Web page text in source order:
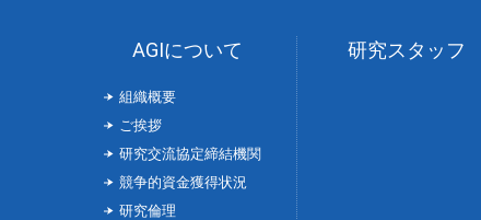
AGIについて
組織概要
ご挨拶
研究交流協定締結機関
競争的資金獲得状況
研究倫理
研究スタッフ